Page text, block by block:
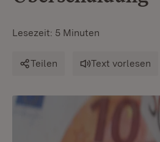
Lesezeit: 5 Minuten
Teilen Text vorlesen